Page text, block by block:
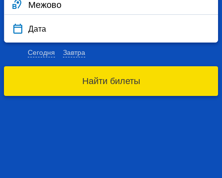
Дата
Сегодня Завтра
Найти билеты